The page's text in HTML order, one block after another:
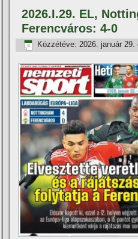
2026.I.29. EL,
Ferencváros: 4-0
Közzétéve: 2026. január 29.